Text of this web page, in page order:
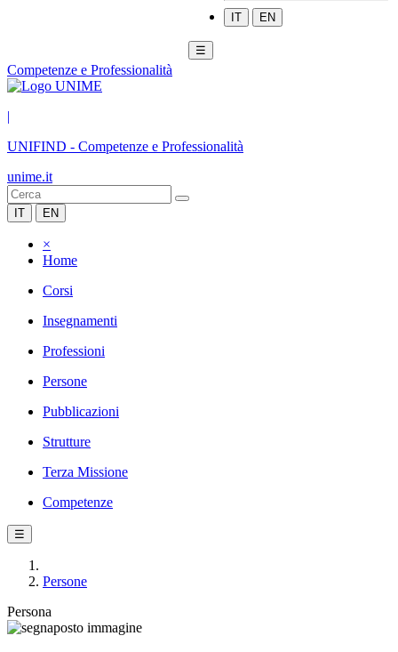
IT EN
☰
Competenze e Professionalità
|
UNIFIND - Competenze e Professionalità
unime.it
IT EN
×
Home
Corsi
Insegnamenti
Professioni
Persone
Pubblicazioni
Strutture
Terza Missione
Competenze
☰
Persone
Persona